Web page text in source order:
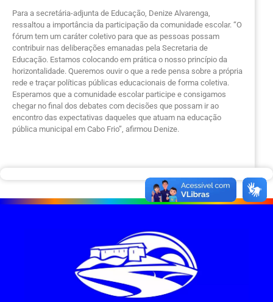
Para a secretária-adjunta de Educação, Denize Alvarenga,
ressaltou a importância da participação da comunidade escolar. “O
fórum tem um caráter coletivo para que as pessoas possam
contribuir nas deliberações emanadas pela Secretaria de
Educação. Estamos colocando em prática o nosso princípio da
horizontalidade. Queremos ouvir o que a rede pensa sobre a própria
rede e traçar políticas públicas educacionais de forma coletiva.
Esperamos que a comunidade escolar participe e consigamos
chegar no final dos debates com decisões que possam ir ao
encontro das expectativas daqueles que atuam na educação
pública municipal em Cabo Frio”, afirmou Denize.